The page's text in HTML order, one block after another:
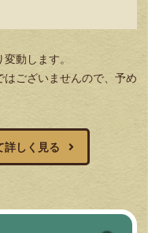
動します。
ございませんので、予め
詳しく見る